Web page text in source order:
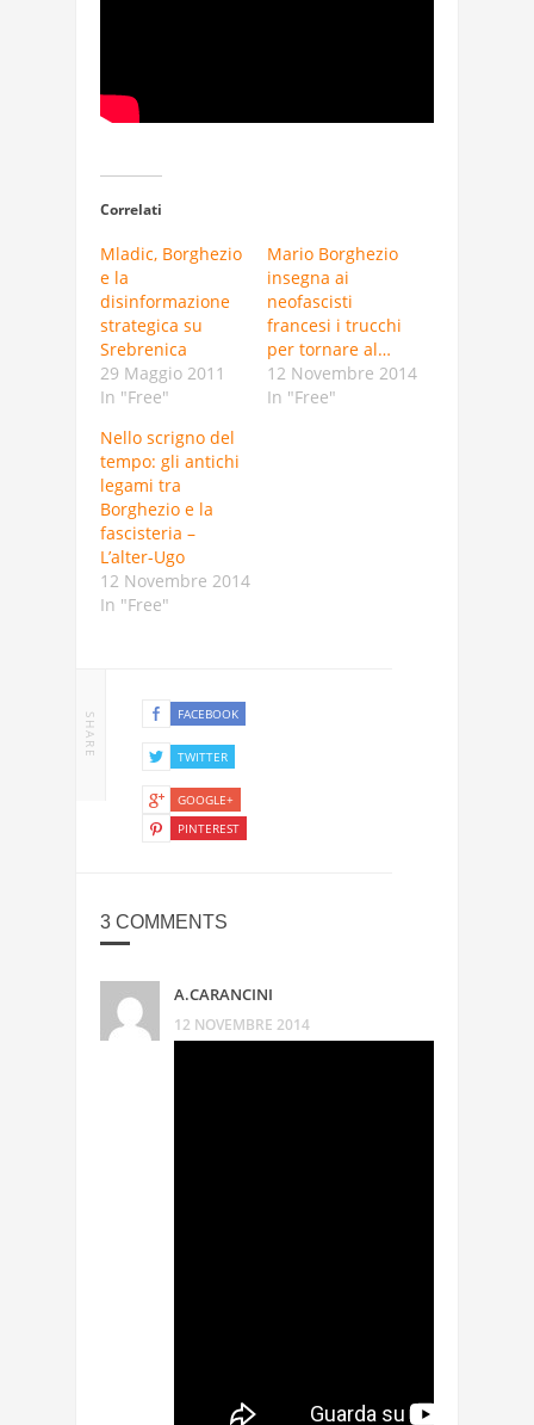
Correlati
Mladic, Borghezio
e la
disinformazione
strategica su
Srebrenica
29 Maggio 2011
In "Free"
Mario Borghezio
insegna ai
neofascisti
francesi i trucchi
per tornare al…
12 Novembre 2014
In "Free"
Nello scrigno del
tempo: gli antichi
legami tra
Borghezio e la
fascisteria –
L’alter-Ugo
12 Novembre 2014
In "Free"
SHARE FACEBOOK
TWITTER
GOOGLE+
PINTEREST
3 COMMENTS
A.CARANCINI
12 NOVEMBRE 2014